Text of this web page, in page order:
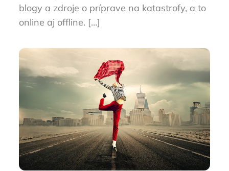
blogy a zdroje o príprave na katastrofy, a to
online aj offline. […]